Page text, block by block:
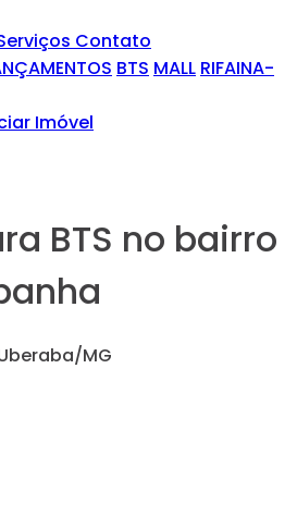
Contato
BTS MALL RIFAINA-
Imóvel
BTS no bairro
MG